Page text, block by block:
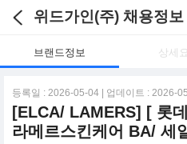
위드가인(주) 채용정보
브랜드정보 상세
등록일 : 2026-05-04 | 업데이트 : 2026-
[ELCA/ LAMERS] [ 롯
라메르스킨케어 BA/ 세